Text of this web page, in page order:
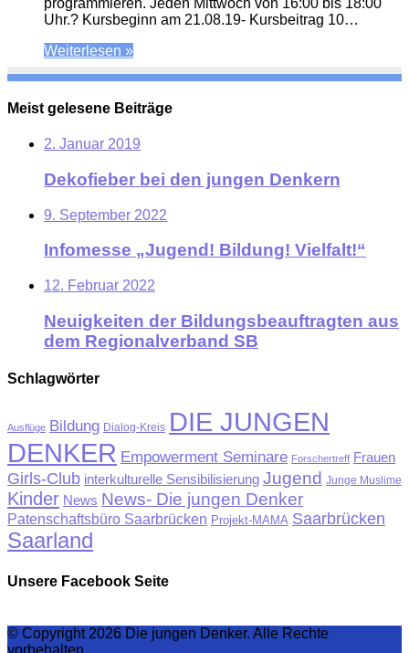
Uhr.? Kursbeginn am 21.08.19- Kursbeitrag 10…
Weiterlesen »
Meist gelesene Beiträge
2. Januar 2019
Dekofieber bei den jungen Denkern
9. September 2022
Infomesse „Jugend! Bildung! Vielfalt!“
12. Februar 2022
Neuigkeiten der Bildungsbeauftragten aus
dem Regionalverband SB
Schlagwörter
Ausflüge Bildung Dialog-Kreis DIE JUNGEN
DENKER Empowerment Seminare Forschertreff Frauen
Girls-Club interkulturelle Sensibilisierung Jugend Junge Muslime
Kinder News News- Die jungen Denker
Patenschaftsbüro Saarbrücken Projekt-MAMA Saarbrücken
Saarland
Unsere Facebook Seite
© Copyright 2026 Die jungen Denker. Alle Rechte
vorbehalten